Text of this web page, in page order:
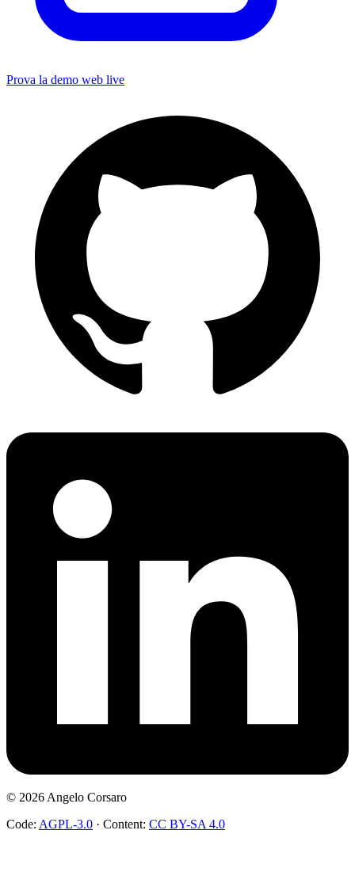
Prova la demo web live
© 2026 Angelo Corsaro
Code: AGPL-3.0 · Content: CC BY-SA 4.0